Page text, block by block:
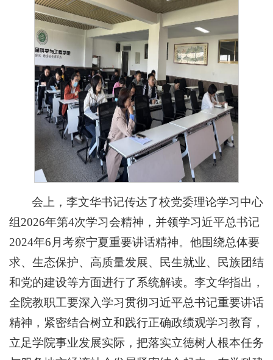
会上，李文华书记传达了校党委理论学习中心
组2026年第4次学习会精神，并领学习近平总书记
2024年6月考察宁夏重要讲话精神。他围绕总体要
求、生态保护、高质量发展、民生就业、民族团结
和党的建设等方面进行了系统解读。李文华指出，
全院教职工要深入学习贯彻习近平总书记重要讲话
精神，紧密结合树立和践行正确政绩观学习教育，
立足学院事业发展实际，把落实立德树人根本任务